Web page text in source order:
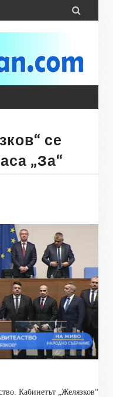

се
„За“
Кабинетът „Желязков“